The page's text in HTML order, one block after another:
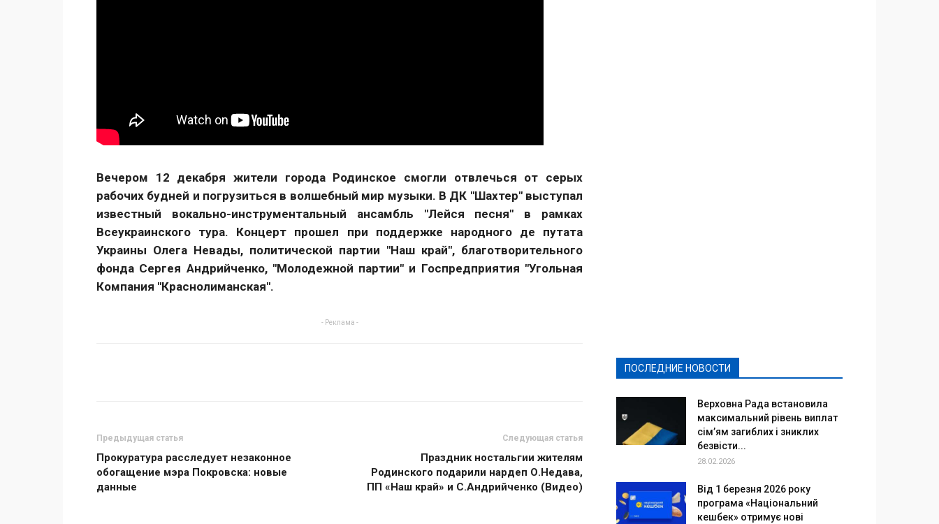
Вечером 12 декабря жители города Родинское смогли отвлечься от серых
рабочих будней и погрузиться в волшебный мир музыки. В ДК "Шахтер" выступал
известный вокально-инструментальный ансамбль "Лейся песня" в рамках
Всеукраинского тура. Концерт прошел при поддержке народного де путата
Украины Олега Невады, политической партии "Наш край", благотворительного
фонда Сергея Андрийченко, "Молодежной партии" и Госпредприятия "Угольная
Компания "Краснолиманская".
- Реклама -
Предыдущая статья
Прокуратура расследует незаконное
обогащение мэра Покровска: новые
данные
Следующая статья
Праздник ностальгии жителям
Родинского подарили нардеп О.Недава,
ПП «Наш край» и С.Андрийченко (Видео)
ПОСЛЕДНИЕ НОВОСТИ
Верховна Рада встановила
максимальний рівень виплат
сім’ям загиблих і зниклих
безвісти...
28.02.2026
Від 1 березня 2026 року
програма «Національний
кешбек» отримує нові